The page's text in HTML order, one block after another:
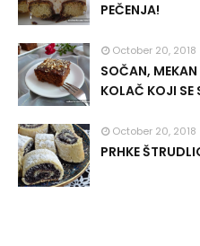
PEČENJA!
October 20, 2018
SOČAN,
KOLAČ KOJI
October 20, 2018
PRHKE